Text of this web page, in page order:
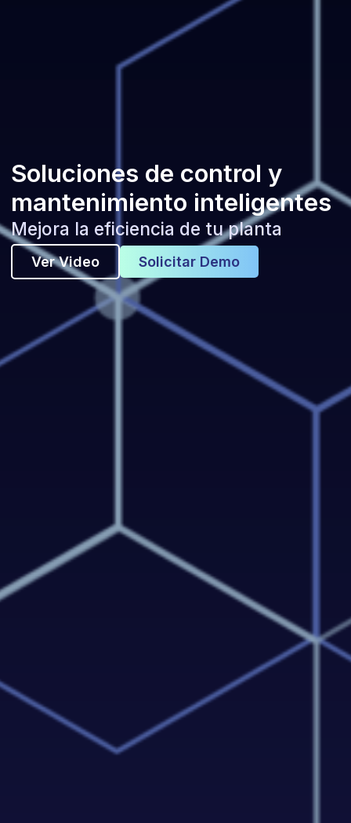
Soluciones de control y
mantenimiento inteligentes
Mejora la eficiencia de tu planta
Ver Video Solicitar Demo